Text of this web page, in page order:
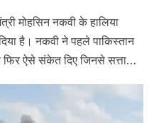
मोहसिन नकवी के हालिया
है। नकवी ने पहले पाकिस्तान
फिर ऐसे संकेत दिए जिनसे सत्ता